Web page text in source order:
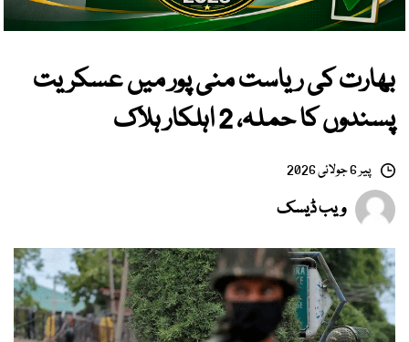
بھارت کی ریاست منی پور میں عسکریت
پسندوں کا حملہ، 2 اہلکار ہلاک
پیر 6 جولائی 2026
ویب ڈیسک